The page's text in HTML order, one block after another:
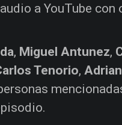
a YouTube con
, Miguel Antunez,
Tenorio, Adrian